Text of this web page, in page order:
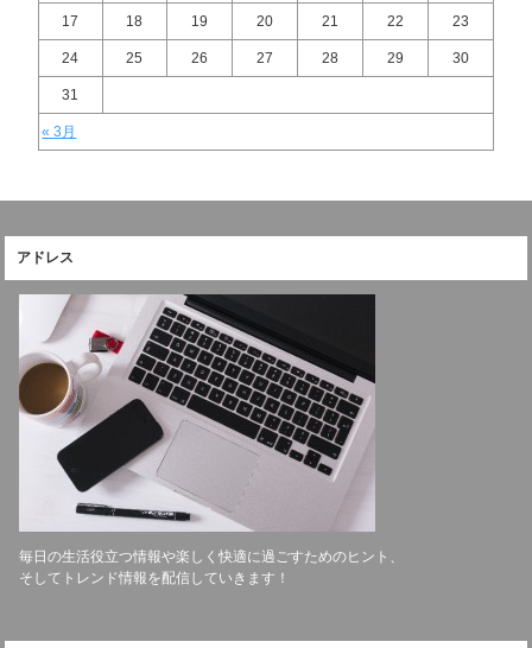
« 3月
17 18 19 20 21 22 23
24 25 26 27 28 29 30
31
アドレス
毎日の生活役立つ情報や楽しく快適に過ごすためのヒント、
そしてトレンド情報を配信していきます！